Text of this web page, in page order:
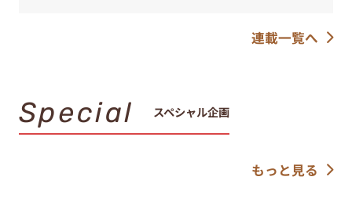
連載一覧へ
Special スペシャル企画
もっと見る